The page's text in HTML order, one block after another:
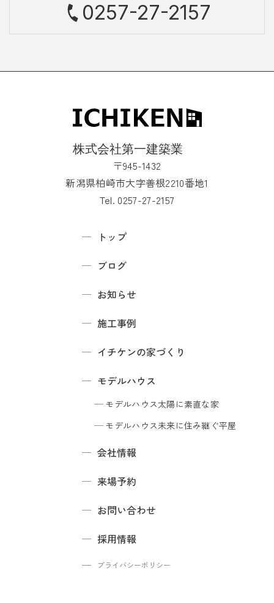
0257-27-2157
〒945-1432
新潟県柏崎市大字善根2210番地1
Tel. 0257-27-2157
トップ
ブログ
お知らせ
施工事例
イチケンの家づくり
モデルハウス
モデルハウス太陽に素直な家
モデルハウス未来に住み継ぐ平屋
会社情報
来場予約
お問い合わせ
採用情報
プライバシーポリシー